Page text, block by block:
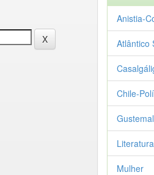
Anistia-
Atlântico
Chile-
Literatura
Mulher